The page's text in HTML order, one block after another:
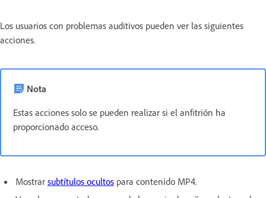
Los usuarios con problemas auditivos pueden ver las siguientes
acciones.
Nota
Estas acciones solo se pueden realizar si el anfitrión ha
proporcionado acceso.
Mostrar subtítulos ocultos para contenido MP4.